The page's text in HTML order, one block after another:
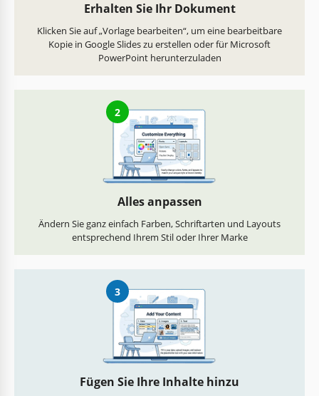
Erhalten Sie Ihr Dokument
Klicken Sie auf „Vorlage bearbeiten“, um eine bearbeitbare
Kopie in Google Slides zu erstellen oder für Microsoft
PowerPoint herunterzuladen
2
Alles anpassen
Ändern Sie ganz einfach Farben, Schriftarten und Layouts
entsprechend Ihrem Stil oder Ihrer Marke
3
Fügen Sie Ihre Inhalte hinzu